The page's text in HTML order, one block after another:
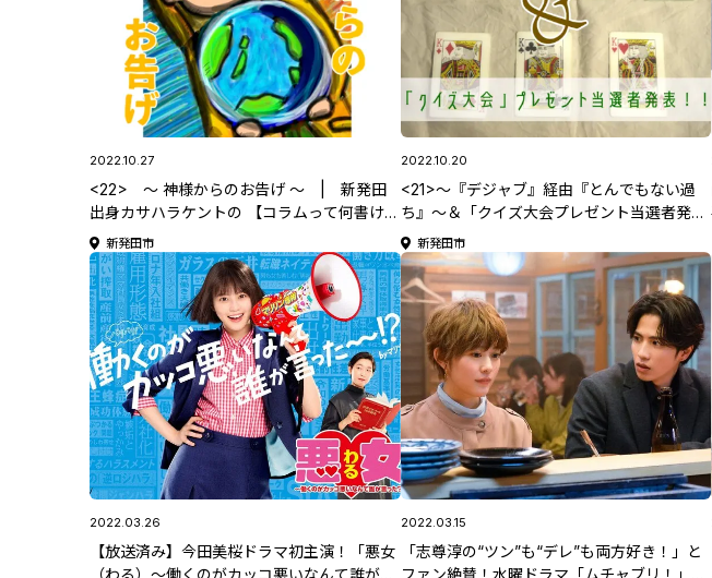
2022.10.27
<22> ～ 神様からのお告げ ～ | 新発田
出身カサハラケントの 【コラムって何書けば
いいんですか？】
新発田市
2022.10.20
<21>～『デジャブ』経由『とんでもない過
ち』～＆「クイズ大会プレゼント当選者発
表！！」 | 新発田出身カサハラケントの
【コラムって何書けばいいんですか？】
新発田市
2022.03.26
【放送済み】今田美桜ドラマ初主演！「悪女
2022.03.15
「志尊淳の“ツン”も“デレ”も両方好き！」と